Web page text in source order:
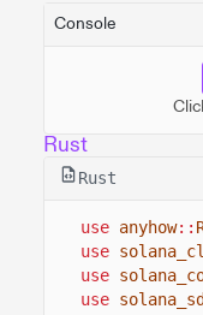
Console
Rust
Rust
use anyhow::
use
use
use